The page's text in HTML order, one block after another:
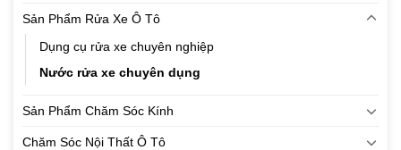
Sản Phẩm Rửa Xe Ô Tô
Dụng cụ rửa xe chuyên nghiệp
Nước rửa xe chuyên dụng
Sản Phẩm Chăm Sóc Kính
Chăm Sóc Nội Thất Ô Tô